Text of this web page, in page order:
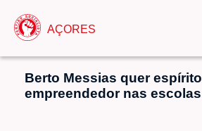
AÇORES
Berto Messias quer espírito
empreendedor nas escolas